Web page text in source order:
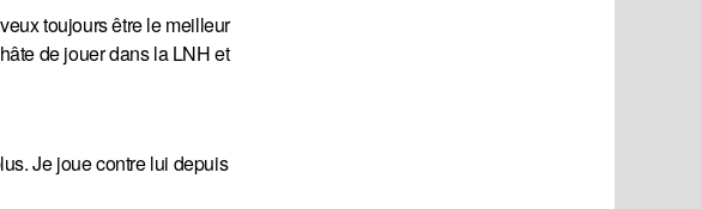
toujours être le meilleur
de jouer dans la LNH et
Je joue contre lui depuis